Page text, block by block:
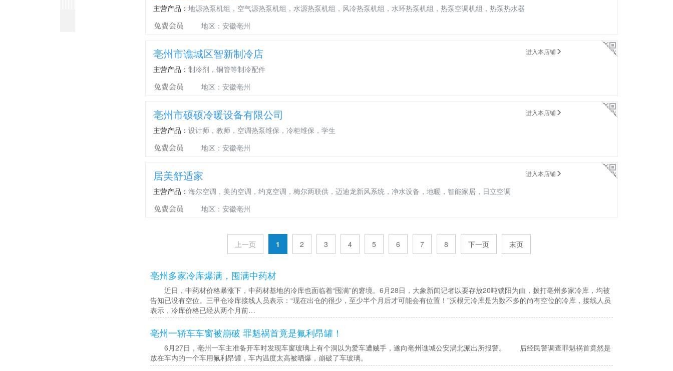
主营产品： 地源热泵机组，空气源热泵机组，水源热泵机组，风冷热泵机组，水环热泵机组，热泵空调机组，热泵热水器
地区：安徽亳州
亳州市谯城区智新制冷店 进入本店铺
主营产品： 制冷剂，铜管等制冷配件
地区：安徽亳州
亳州市硕硕冷暖设备有限公司 进入本店铺
主营产品： 设计师，教师，空调热泵维保，冷柜维保，学生
地区：安徽亳州
居美舒适家 进入本店铺
主营产品： 海尔空调，美的空调，约克空调，梅尔两联供，迈迪龙新风系统，净水设备，地暖，智能家居，日立空调
地区：安徽亳州
上一页 1 2 3 4 5 6 7 8 下一页 末页
亳州多家冷库爆满，囤满中药材
近日，中药材价格暴涨下，中药材基地的冷库也面临着“囤满”的窘境。6月28日，大象新闻记者以要存放20吨锁阳为由，拨打亳州多家冷库，均被
告知已没有空位。三甲仓冷库接线人员表示：“现在出仓的很少，至少半个月后才可能会有位置！”沃根元冷库是为数不多的尚有空位的冷库，接线人员
表示，冷库价格已经从两个月前…
亳州一轿车车窗被崩破 罪魁祸首竟是氟利昂罐！
6月27日，亳州一车主准备开车时发现车窗玻璃上有个洞以为爱车遭贼手，遂向亳州谯城公安涡北派出所报警。 后经民警调查罪魁祸首竟然是
放在车内的一个车用氟利昂罐，车内温度太高被晒爆，崩破了车玻璃。